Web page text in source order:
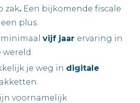
zak. Een bijkomende fiscale
plus.
vijf jaar ervaring in
je weg in digitale
voornamelijk